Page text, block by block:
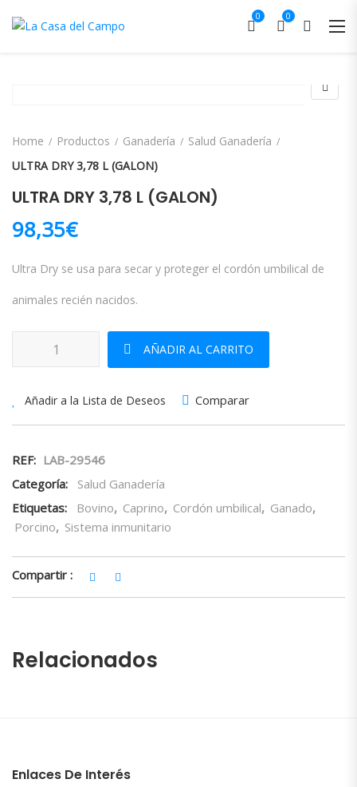
0 0
Home Productos Ganadería
Salud Ganadería
ULTRA DRY 3,78 L (GALON)
ULTRA DRY 3,78 L (GALON)
98,35€
Ultra Dry se usa para secar y proteger el cordón umbilical de
animales recién nacidos.
ULTRA DRY 3,78 L (GALON) cantidad
AÑADIR AL CARRITO
Añadir a la Lista de Deseos Comparar
REF: LAB-29546
Categoría:
Salud Ganadería
Etiquetas:
Bovino, Caprino, Cordón umbilical, Ganado,
Porcino, Sistema inmunitario
Compartir :
Relacionados
Enlaces De Interés